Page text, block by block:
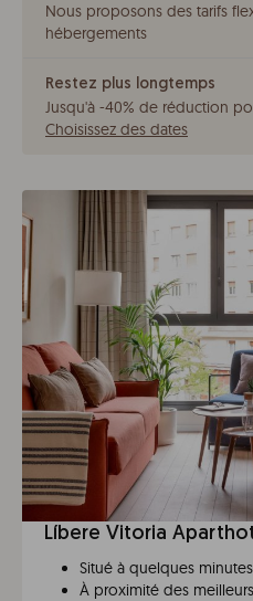
Nous proposons des tarifs
hébergements
Restez plus longtemps
Jusqu'à -40% de réduction
Choisissez des dates
Líbere Vitoria
Situé à quelques
À proximité des